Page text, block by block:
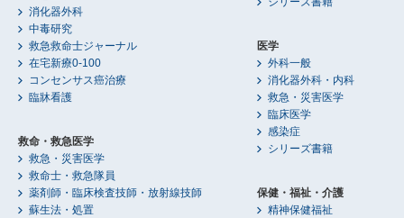
消化器外科
中毒研究
救急救命士ジャーナル
在宅新療0-100
コンセンサス癌治療
臨牀看護
救命・救急医学
救急・災害医学
救命士・救急隊員
薬剤師・臨床検査技師・放射線技師
蘇生法・処置
医学
外科一般
消化器外科・内科
救急・災害医学
臨床医学
感染症
シリーズ書籍
保健・福祉・介護
精神保健福祉